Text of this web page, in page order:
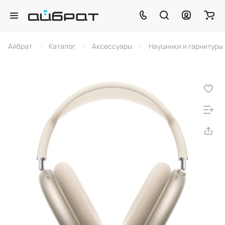
Айбрат – Каталог – Аксессуары – Наушники и гарнитуры